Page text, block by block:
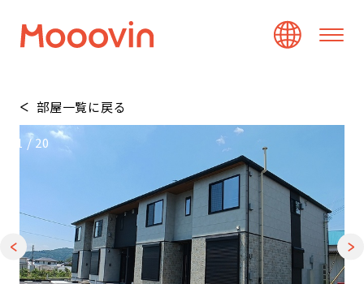
部屋一覧に戻る
1 /20